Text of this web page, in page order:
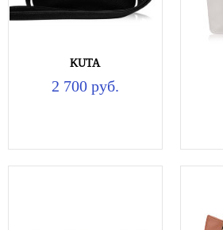
KUTA
2 700 руб.